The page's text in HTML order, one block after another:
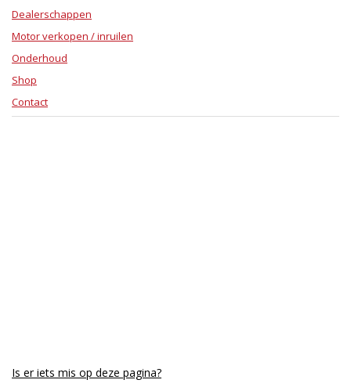
Dealerschappen
Motor verkopen / inruilen
Onderhoud
Shop
Contact
Is er iets mis op deze pagina?